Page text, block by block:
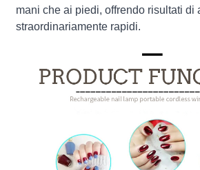
mani che ai piedi, offrendo risultati di
straordinariamente rapidi.